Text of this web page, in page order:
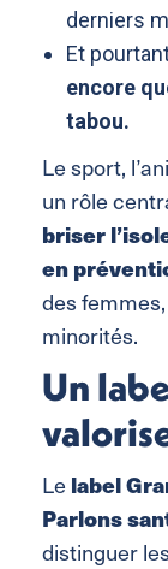
derniers
Et
encore
tabou.
Le sport,
un rôle
briser
en
des
minorités.
Un
Lelabel
Parlons
distinguer